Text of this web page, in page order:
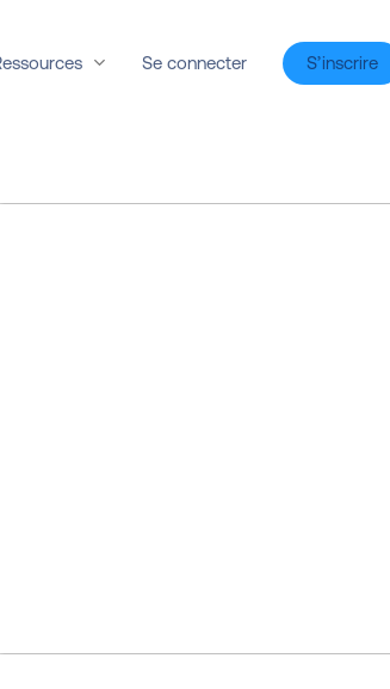
Se connecter S’inscrire